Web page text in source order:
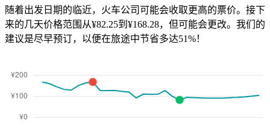
随着出发日期的临近，火车公司可能会收取更高的票价。接下
来的几天价格范围从¥82.25到¥168.28，但可能会更改。我们的
建议是尽早预订，以便在旅途中节省多达51%！